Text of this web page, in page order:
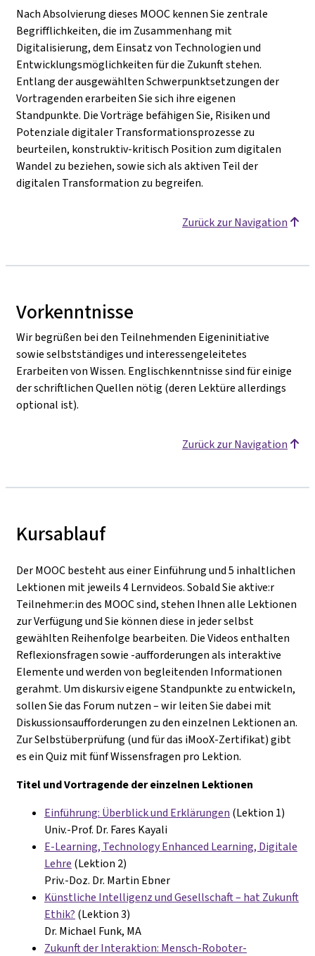
Nach Absolvierung dieses MOOC kennen Sie zentrale
Begrifflichkeiten, die im Zusammenhang mit
Digitalisierung, dem Einsatz von Technologien und
Entwicklungsmöglichkeiten für die Zukunft stehen.
Entlang der ausgewählten Schwerpunktsetzungen der
Vortragenden erarbeiten Sie sich ihre eigenen
Standpunkte. Die Vorträge befähigen Sie, Risiken und
Potenziale digitaler Transformationsprozesse zu
beurteilen, konstruktiv-kritisch Position zum digitalen
Wandel zu beziehen, sowie sich als aktiven Teil der
digitalen Transformation zu begreifen.
Zurück zur Navigation
Vorkenntnisse
Wir begrüßen bei den Teilnehmenden Eigeninitiative
sowie selbstständiges und interessengeleitetes
Erarbeiten von Wissen. Englischkenntnisse sind für einige
der schriftlichen Quellen nötig (deren Lektüre allerdings
optional ist).
Zurück zur Navigation
Kursablauf
Der MOOC besteht aus einer Einführung und 5 inhaltlichen
Lektionen mit jeweils 4 Lernvideos. Sobald Sie aktive:r
Teilnehmer:in des MOOC sind, stehen Ihnen alle Lektionen
zur Verfügung und Sie können diese in jeder selbst
gewählten Reihenfolge bearbeiten. Die Videos enthalten
Reflexionsfragen sowie -aufforderungen als interaktive
Elemente und werden von begleitenden Informationen
gerahmt. Um diskursiv eigene Standpunkte zu entwickeln,
sollen Sie das Forum nutzen – wir leiten Sie dabei mit
Diskussionsaufforderungen zu den einzelnen Lektionen an.
Zur Selbstüberprüfung (und für das iMooX-Zertifikat) gibt
es ein Quiz mit fünf Wissensfragen pro Lektion.
Titel und Vortragende der einzelnen Lektionen
Einführung: Überblick und Erklärungen (Lektion 1)
Univ.-Prof. Dr. Fares Kayali
E-Learning, Technology Enhanced Learning, Digitale
Lehre (Lektion 2)
Priv.-Doz. Dr. Martin Ebner
Künstliche Intelligenz und Gesellschaft – hat Zukunft
Ethik? (Lektion 3)
Dr. Michael Funk, MA
Zukunft der Interaktion: Mensch-Roboter-